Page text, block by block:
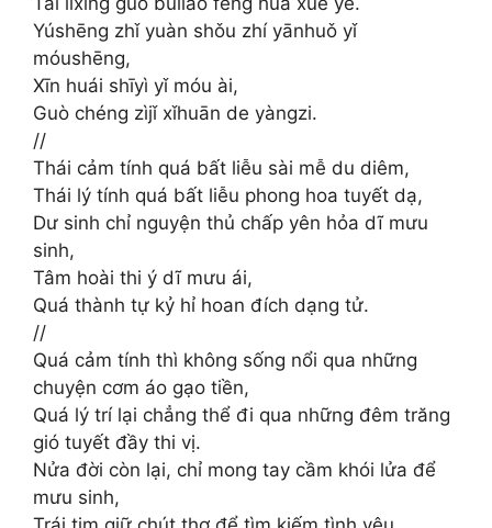
Yúshēng zhǐ yuàn shǒu zhí yānhuǒ yǐ
móushēng,
Xīn huái shīyì yǐ móu ài,
Guò chéng zìjǐ xǐhuān de yàngzi.
//
Thái cảm tính quá bất liễu sài mễ du diêm,
Thái lý tính quá bất liễu phong hoa tuyết dạ,
Dư sinh chỉ nguyện thủ chấp yên hỏa dĩ mưu
sinh,
Tâm hoài thi ý dĩ mưu ái,
Quá thành tự kỷ hỉ hoan đích dạng tử.
//
Quá cảm tính thì không sống nổi qua những
chuyện cơm áo gạo tiền,
Quá lý trí lại chẳng thể đi qua những đêm trăng
gió tuyết đầy thi vị.
Nửa đời còn lại, chỉ mong tay cầm khói lửa để
mưu sinh,